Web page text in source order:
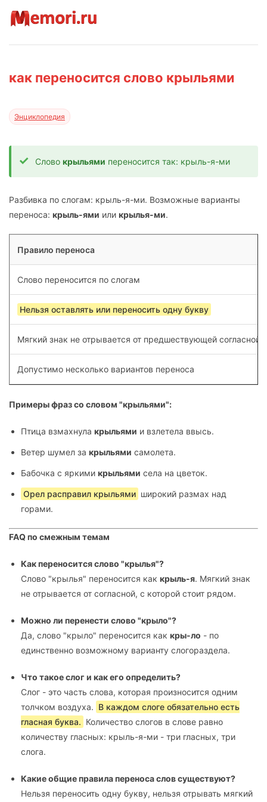
как переносится слово крыльями
Энциклопедия
Слово крыльями переносится так: крыль-я-ми
Разбивка по слогам: крыль-я-ми. Возможные варианты
переноса: крыль-ями или крылья-ми.
Правило переноса
Слово переносится по слогам
Нельзя оставлять или переносить одну букву
Мягкий знак не отрывается от предшествующей согласной
Допустимо несколько вариантов переноса
Примеры фраз со словом "крыльями":
Птица взмахнула крыльями и взлетела ввысь.
Ветер шумел за крыльями самолета.
Бабочка с яркими крыльями села на цветок.
Орел расправил крыльями широкий размах над
горами.
FAQ по смежным темам
Как переносится слово "крылья"?
Слово "крылья" переносится как крыль-я. Мягкий знак
не отрывается от согласной, с которой стоит рядом.
Можно ли перенести слово "крыло"?
Да, слово "крыло" переносится как кры-ло - по
единственно возможному варианту слогораздела.
Что такое слог и как его определить?
Слог - это часть слова, которая произносится одним
толчком воздуха. В каждом слоге обязательно есть
гласная буква. Количество слогов в слове равно
количеству гласных: крыль-я-ми - три гласных, три
слога.
Какие общие правила переноса слов существуют?
Нельзя переносить одну букву, нельзя отрывать мягкий